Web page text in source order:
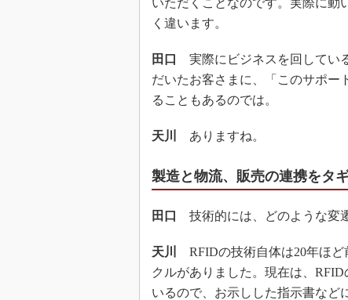
いただくことなのです。実際に動
く違います。
田口
実際にビジネスを回してい
だいたお客さまに、「このサポー
ることもあるのでは。
天川 ありますね。
製造と物流、販売の連携をタ
田口 技術的には、どのような変
天川
RFIDの技術自体は20年ほど
クルがありました。現在は、
いるので、お示しした指示書など